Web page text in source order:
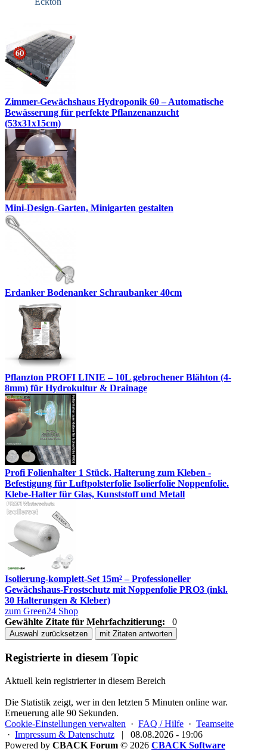
Zimmer-Gewächshaus Hydroponik 60 – Automatische
Bewässerung für perfekte Pflanzenanzucht
(53x31x15cm)
Mini-Design-Garten, Minigarten gestalten
Erdanker Bodenanker Schraubanker 40cm
Pflanzton PROFI LINIE – 10L gebrochener Blähton (4-
8mm) für Hydrokultur & Drainage
Profi Folienhalter 1 Stück, Halterung zum Kleben -
Befestigung für Luftpolsterfolie Isolierfolie Noppenfolie.
Klebe-Halter für Glas, Kunststoff und Metall
Isolierung-komplett-Set 15m² – Professioneller
Gewächshaus-Frostschutz mit Noppenfolie PRO3 (inkl.
30 Halterungen & Kleber)
zum Green24 Shop
Gewählte Zitate für Mehrfachzitierung:
0
Auswahl zurücksetzen mit Zitaten antworten
Registrierte in diesem Topic
Aktuell kein registrierter in diesem Bereich
Die Statistik zeigt, wer in den letzten 5 Minuten online war.
Erneuerung alle 90 Sekunden.
Cookie-Einstellungen verwalten · FAQ / Hilfe · Teamseite
· Impressum & Datenschutz |
08.08.2026 - 19:06
Powered by CBACK Forum © 2026 CBACK Software